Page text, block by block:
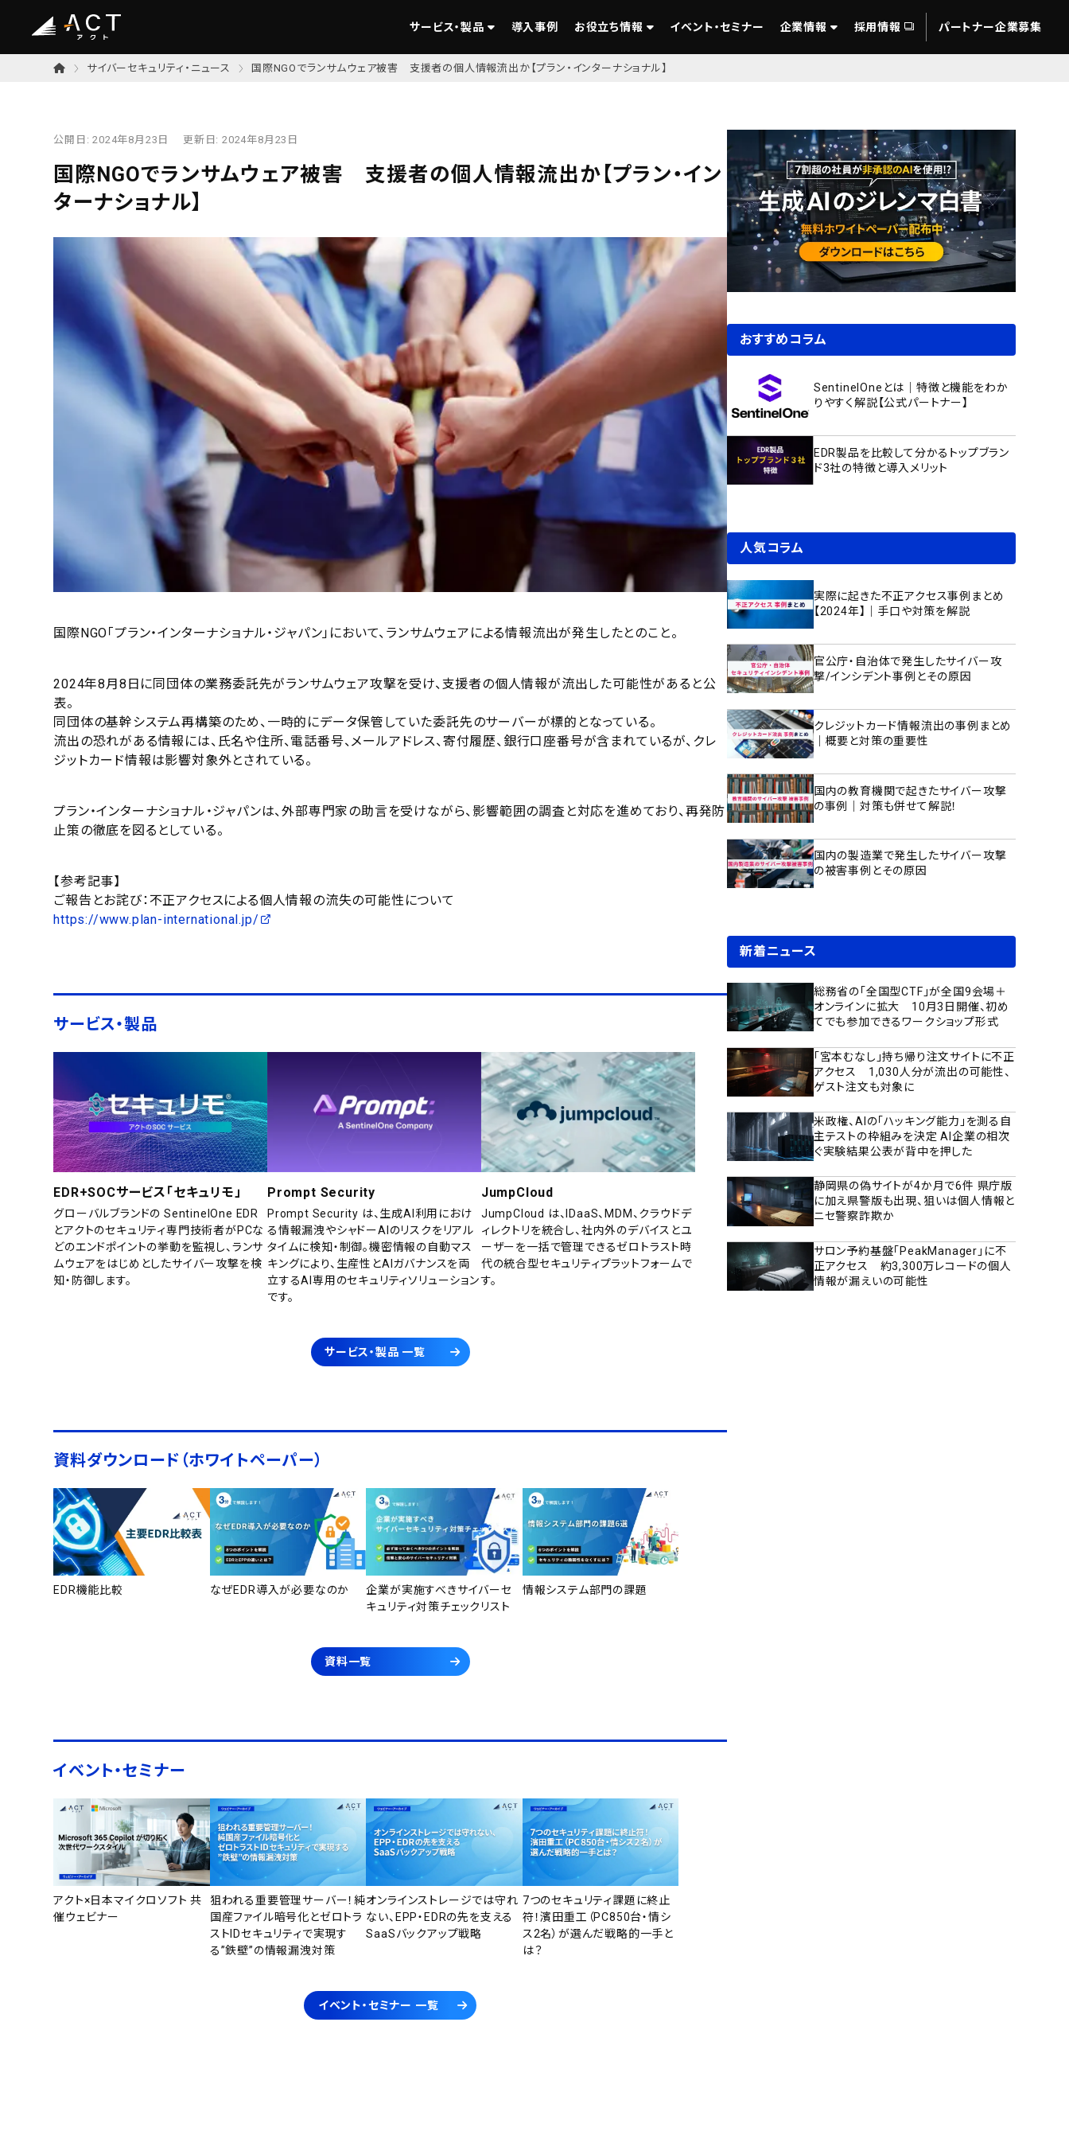
サービス・製品 導入事例 お役立ち情報 イベント・セミナー 企業情報 採用情報 パートナー企業募集
サイバーセキュリティ・ニュース 国際NGOでランサムウェア被害 支援者の個人情報流出か【プラン・インターナショナル】
公開日:2024年8月23日 更新日: 2024年8月23日
国際NGOでランサムウェア被害 支援者の個人情報流出か【プラン・イン
ターナショナル】
国際NGO「プラン・インターナショナル・ジャパン」において、ランサムウェアによる情報流出が発生したとのこと。
2024年8月8日に同団体の業務委託先がランサムウェア攻撃を受け、支援者の個人情報が流出した可能性があると公
表。
同団体の基幹システム再構築のため、一時的にデータ保管していた委託先のサーバーが標的となっている。
流出の恐れがある情報には、氏名や住所、電話番号、メールアドレス、寄付履歴、銀行口座番号が含まれているが、クレ
ジットカード情報は影響対象外とされている。
プラン・インターナショナル・ジャパンは、外部専門家の助言を受けながら、影響範囲の調査と対応を進めており、再発防
止策の徹底を図るとしている。
【参考記事】
ご報告とお詫び：不正アクセスによる個人情報の流失の可能性について
https://www.plan-international.jp/
サービス・製品
EDR+SOCサービス「セキュリモ」
グローバルブランドの SentinelOne EDR
とアクトのセキュリティ専門技術者がPCな
どのエンドポイントの挙動を監視し、ランサ
ムウェアをはじめとしたサイバー攻撃を検
知・防御します。
Prompt Security
Prompt Security は、生成AI利用におけ
る情報漏洩やシャドーAIのリスクをリアル
タイムに検知・制御。機密情報の自動マス
キングにより、生産性とAIガバナンスを両
立するAI専用のセキュリティソリューション
です。
JumpCloud
JumpCloud は、IDaaS、MDM、クラウドデ
ィレクトリを統合し、社内外のデバイスとユ
ーザーを一括で管理できるゼロトラスト時
代の統合型セキュリティプラットフォームで
す。
サービス・製品 一覧
資料ダウンロード（ホワイトペーパー）
EDR機能比較 なぜEDR導入が必要なのか
企業が実施すべきサイバーセ
キュリティ対策チェックリスト
情報システム部門の課題
資料一覧
イベント・セミナー
アクト×日本マイクロソフト 共
催ウェビナー
狙われる重要管理サーバー！純
国産ファイル暗号化とゼロトラ
ストIDセキュリティで実現す
る”鉄壁”の情報漏洩対策
オンラインストレージでは守れ
ない、EPP・EDRの先を支える
SaaSバックアップ戦略
7つのセキュリティ課題に終止
符！濱田重工（PC850台・情シ
ス2名）が選んだ戦略的一手と
は？
イベント・セミナー 一覧
おすすめコラム
SentinelOneとは｜特徴と機能をわか
りやすく解説【公式パートナー】
EDR製品を比較して分かるトップブラン
ド3社の特徴と導入メリット
人気コラム
実際に起きた不正アクセス事例まとめ
【2024年】｜手口や対策を解説
官公庁・自治体で発生したサイバー攻
撃/インシデント事例とその原因
クレジットカード情報流出の事例まとめ
｜概要と対策の重要性
国内の教育機関で起きたサイバー攻撃
の事例｜対策も併せて解説！
国内の製造業で発生したサイバー攻撃
の被害事例とその原因
新着ニュース
総務省の「全国型CTF」が全国9会場＋
オンラインに拡大 10月3日開催、初め
てでも参加できるワークショップ形式
「宮本むなし」持ち帰り注文サイトに不正
アクセス 1,030人分が流出の可能性、
ゲスト注文も対象に
米政権、AIの「ハッキング能力」を測る自
主テストの枠組みを決定 AI企業の相次
ぐ実験結果公表が背中を押した
静岡県の偽サイトが4か月で6件 県庁版
に加え県警版も出現、狙いは個人情報と
ニセ警察詐欺か
サロン予約基盤「PeakManager」に不
正アクセス 約3,300万レコードの個人
情報が漏えいの可能性